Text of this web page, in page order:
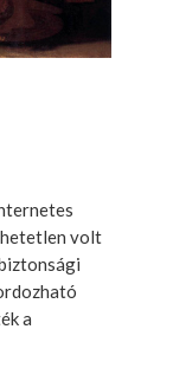
volt
a